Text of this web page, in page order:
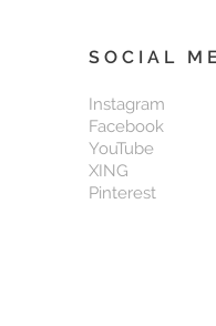
SOCIAL
Instagram
Facebook
YouTube
XING
Pinterest